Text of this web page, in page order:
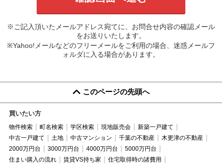
※ご記入頂いたメールアドレス宛てに、お問合せ内容の確認メール
をお送りいたします。
※Yahoo!メールなどのフリーメールをご利用の場合、迷惑メールフ
ォルダに入る場合があります。
このページの先頭へ
買いたい方
物件検索 町名検索 学区検索 現地販売会
新築一戸建て
中古一戸建て
土地 中古マンション 千葉の不動産
木更津の不動産
2000万円台
3000万円台 4000万円台
5000万円台
住まい購入の流れ
賃貸VS持ち家
住宅取得時の諸費用